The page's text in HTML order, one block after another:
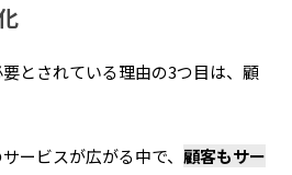
とされている理由の3つ目は、顧
ービスが広がる中で、 顧客もサー